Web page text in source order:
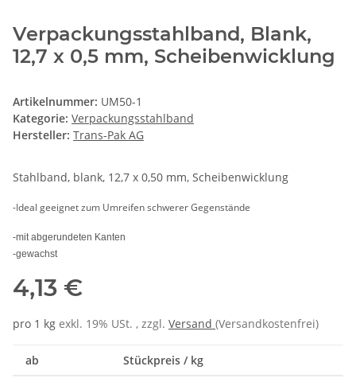
Verpackungsstahlband, Blank,
12,7 x 0,5 mm, Scheibenwicklung
Artikelnummer: UM50-1
Kategorie: Verpackungsstahlband
Hersteller: Trans-Pak AG
Stahlband, blank, 12,7 x 0,50 mm, Scheibenwicklung
-Ideal geeignet zum Umreifen schwerer Gegenstände
-mit abgerundeten Kanten
-gewachst
4,13 €
pro 1 kg exkl. 19% USt. , zzgl. Versand (Versandkostenfrei)
ab Stückpreis / kg